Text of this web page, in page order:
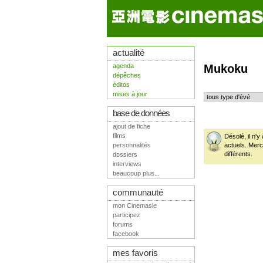
Mukoku
Désolé, il n'y
actuels.
différents.
actualité
agenda
dépêches
éditos
mises à jour
base de données
ajout de fiche
films
personnalités
dossiers
interviews
beaucoup plus...
communauté
mon Cinemasie
participez
forums
facebook
mes favoris